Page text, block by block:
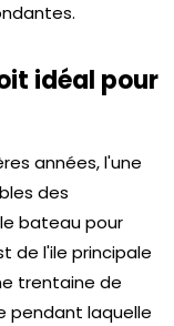
idéal pour
années, l'une
des
bateau pour
de l'ile principale
trentaine de
pendant laquelle